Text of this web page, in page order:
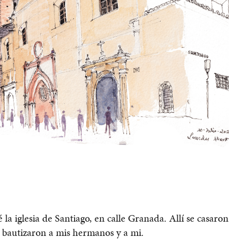
iglesia de Santiago, en calle Granada. Allí se casaron
a mis hermanos y a mi.